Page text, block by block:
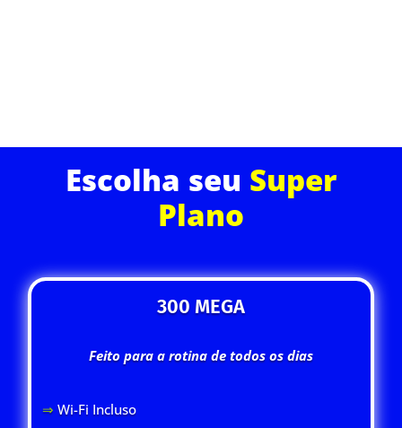
Escolha seu Super
Plano
300 MEGA
Feito para a rotina de todos os dias
⇒ Wi-Fi Incluso